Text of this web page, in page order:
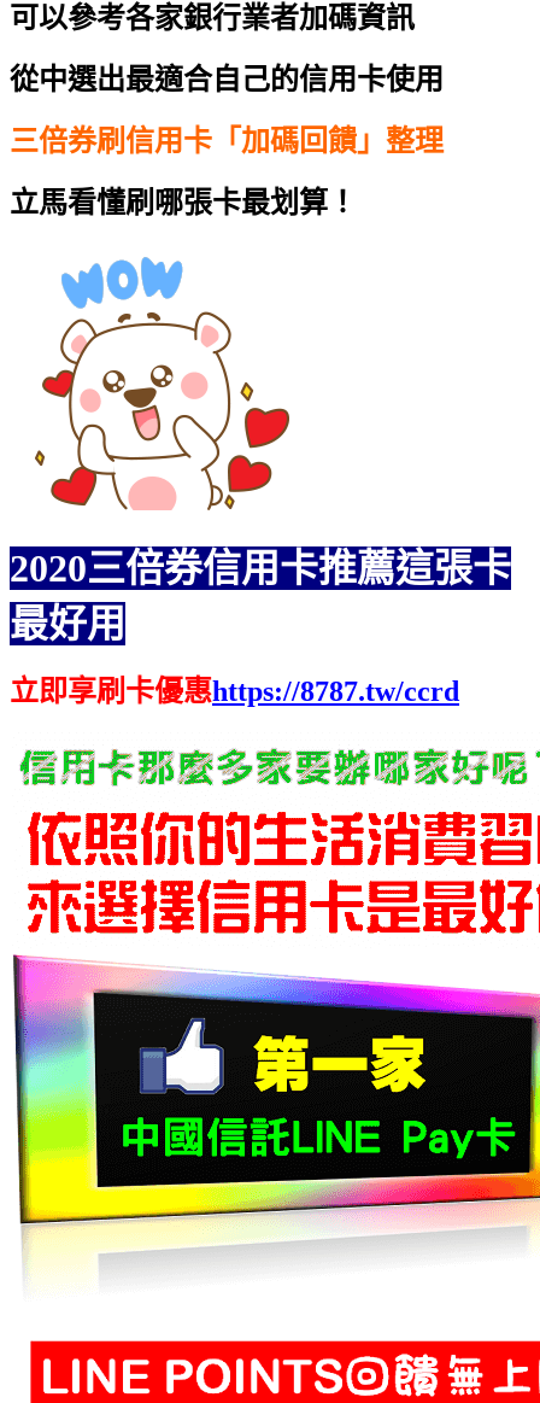
可以參考各家銀行業者加碼資訊
從中選出最適合自己的信用卡使用
三倍券刷信用卡「加碼回饋」整理
立馬看懂刷哪張卡最划算！
2020三倍券信用卡推薦這張卡
最好用
立即享刷卡優惠https://8787.tw/ccrd